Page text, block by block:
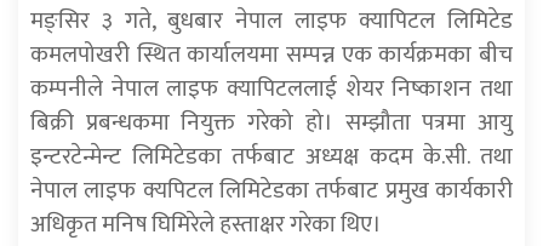
मङ्सिर ३ गते, बुधबार नेपाल लाइफ क्यापिटल लिमिटेड
कमलपोखरी स्थित कार्यालयमा सम्पन्न एक कार्यक्रमका बीच
कम्पनीले नेपाल लाइफ क्यापिटललाई शेयर निष्काशन तथा
बिक्री प्रबन्धकमा नियुक्त गरेको हो। सम्झौता पत्रमा आयु
इन्टरटेन्मेन्ट लिमिटेडका तर्फबाट अध्यक्ष कदम के.सी. तथा
नेपाल लाइफ क्यपिटल लिमिटेडका तर्फबाट प्रमुख कार्यकारी
अधिकृत मनिष घिमिरेले हस्ताक्षर गरेका थिए।